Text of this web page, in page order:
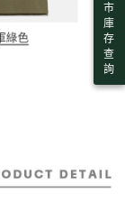
市
庫
存
查
詢